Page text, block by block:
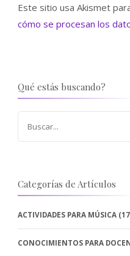
Este sitio usa Akismet
cómo se procesan los
Qué estás buscando?
Categorías de Artículos
ACTIVIDADES PARA MÚSICA
CONOCIMIENTOS PARA